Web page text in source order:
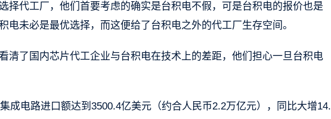
择代工厂，他们首要考虑的确实是台积电不假，可是台积电的报价也是
电未必是最优选择，而这便给了台积电之外的代工厂生存空间。
清了国内芯片代工企业与台积电在技术上的差距，他们担心一旦台积电
成电路进口额达到3500.4亿美元（约合人民币2.2万亿元），同比大增14.